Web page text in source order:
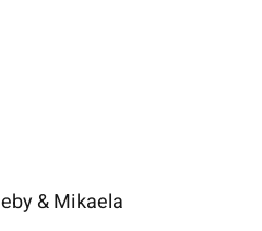
& Mikaela